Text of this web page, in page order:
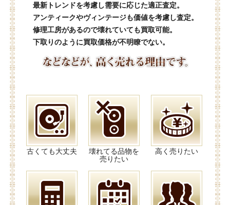
最新トレンドを考慮し需要に応じた適正査定。
アンティークやヴィンテージも価値を考慮し査定。
修理工房があるので壊れていても買取可能。
下取りのように買取価格が不明瞭でない。
古くても大丈夫
壊れてる品物を
売りたい
高く売りたい